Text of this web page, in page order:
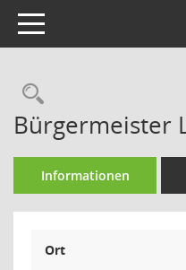
Toggle navigation
Bürgermeister
Informationen
Ort